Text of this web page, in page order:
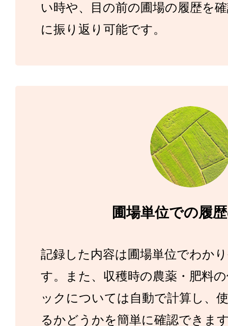
い時や、目の前の圃場の履歴を
に振り返り可能です。
圃場単位での履
記録した内容は圃場単位でわか
す。また、収穫時の農薬・肥料
ックについては自動で計算し、
るかどうかを簡単に確認できま